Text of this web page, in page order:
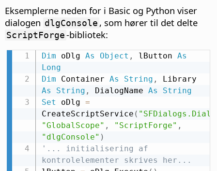
Eksemplerne neden for i Basic og Python viser
dialogen dlgConsole , som hører til det delte
ScriptForge-bibliotek:
Dim oDlg As Object , lButton As
Long
Dim Container As String ,
As
String , DialogName As
String
Set oDlg =
CreateScriptService (
"GlobalScope" , "ScriptForge" ,
"dlgConsole" )
'... initialisering af
kontrolelementer skrives her...